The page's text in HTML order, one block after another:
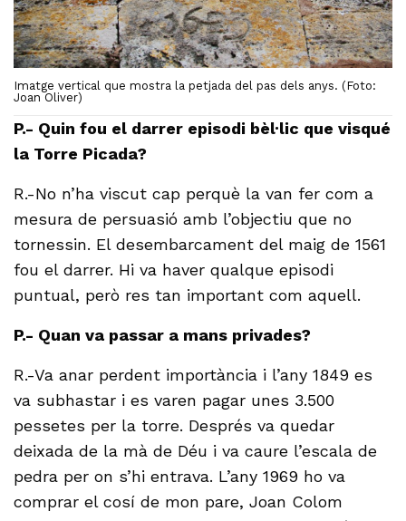
Imatge vertical que mostra la petjada del pas dels anys. (Foto:
Joan Oliver)
P.- Quin fou el darrer episodi bèl·lic que visqué
la Torre Picada?
R.-No n’ha viscut cap perquè la van fer com a
mesura de persuasió amb l’objectiu que no
tornessin. El desembarcament del maig de 1561
fou el darrer. Hi va haver qualque episodi
puntual, però res tan important com aquell.
P.- Quan va passar a mans privades?
R.-Va anar perdent importància i l’any 1849 es
va subhastar i es varen pagar unes 3.500
pessetes per la torre. Després va quedar
deixada de la mà de Déu i va caure l’escala de
pedra per on s’hi entrava. L’any 1969 ho va
comprar el cosí de mon pare, Joan Colom